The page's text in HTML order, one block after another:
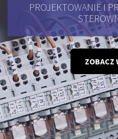
PROJEKTOWANIE I
ZOBACZ